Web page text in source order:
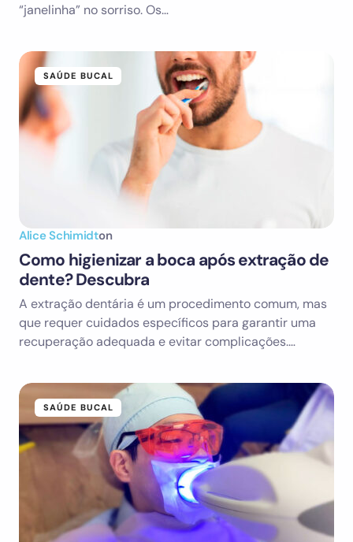
“janelinha” no sorriso. Os…
SAÚDE BUCAL
Alice Schimidton
Como higienizar a boca após extração de
dente? Descubra
A extração dentária é um procedimento comum, mas
que requer cuidados específicos para garantir uma
recuperação adequada e evitar complicações.…
SAÚDE BUCAL